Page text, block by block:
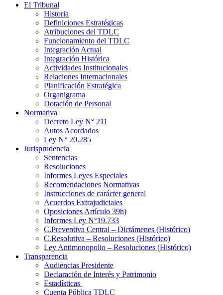
El Tribunal
Historia
Definiciones Estratégicas
Atribuciones del TDLC
Funcionamiento del TDLC
Integración Actual
Integración Histórica
Actividades Institucionales
Relaciones Internacionales
Planificación Estratégica
Organigrama
Dotación de Personal
Normativa
Decreto Ley N° 211
Autos Acordados
Ley N° 20.285
Jurisprudencia
Sentencias
Resoluciones
Informes Leyes Especiales
Recomendaciones Normativas
Instrucciones de carácter general
Acuerdos Extrajudiciales
Oposiciones Artículo 39h)
Informes Ley N°19.733
C.Preventiva Central – Dictámenes (Histórico)
C.Resolutiva – Resoluciones (Histórico)
Ley Antimonopolio – Resoluciones (Histórico)
Transparencia
Audiencias Presidente
Declaración de Interés y Patrimonio
Estadísticas
Cuenta Pública TDLC